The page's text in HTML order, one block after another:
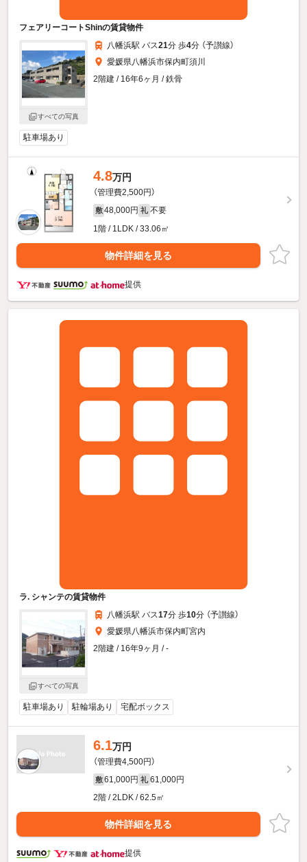
フェアリーコートShinの賃貸物件
すべての写真
八幡浜駅 バス21分 歩4分 （予讃線）
愛媛県八幡浜市保内町須川
2階建 / 16年6ヶ月 / 鉄骨
駐車場あり
4.8万円
（管理費2,500円）
敷 48,000円 礼 不要
1階 / 1LDK / 33.06㎡
物件詳細を見る
提供
ラ. シャンテの賃貸物件
すべての写真
八幡浜駅 バス17分 歩10分 （予讃線）
愛媛県八幡浜市保内町宮内
2階建 / 16年9ヶ月 / -
駐車場あり 駐輪場あり 宅配ボックス
6.1万円
（管理費4,500円）
敷 61,000円 礼 61,000円
2階 / 2LDK / 62.5㎡
物件詳細を見る
提供